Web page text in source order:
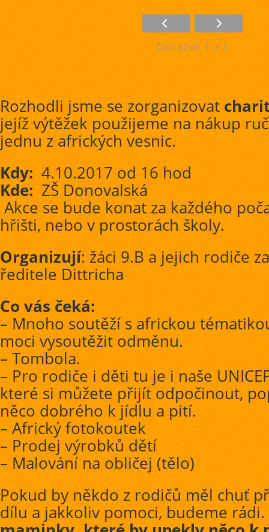
Obrázek 1 z 1
Rozhodli jsme se zorganizovat
jejíž výtěžek použijeme na nákup
jednu z afrických vesnic.
Kdy: 4.10.2017 od 16 hod
Kde:ZŠ Donovalská
Akce se bude konat za každého
hřišti, nebo v prostorách školy.
Organizují: žáci 9.B a jejich rodiče
ředitele Dittricha
Co vás čeká:
– Mnoho soutěží s africkou
moci vysoutěžit odměnu.
– Tombola.
– Pro rodiče i děti tu je i naše
které si můžete přijít odpočinout,
něco dobrého k jídlu a pití.
– Africký fotokoutek
– Prodej výrobků dětí
– Malování na obličej (tělo)
Pokud by někdo z rodičů měl chuť
dílu a jakkoliv pomoci, budeme rádi.